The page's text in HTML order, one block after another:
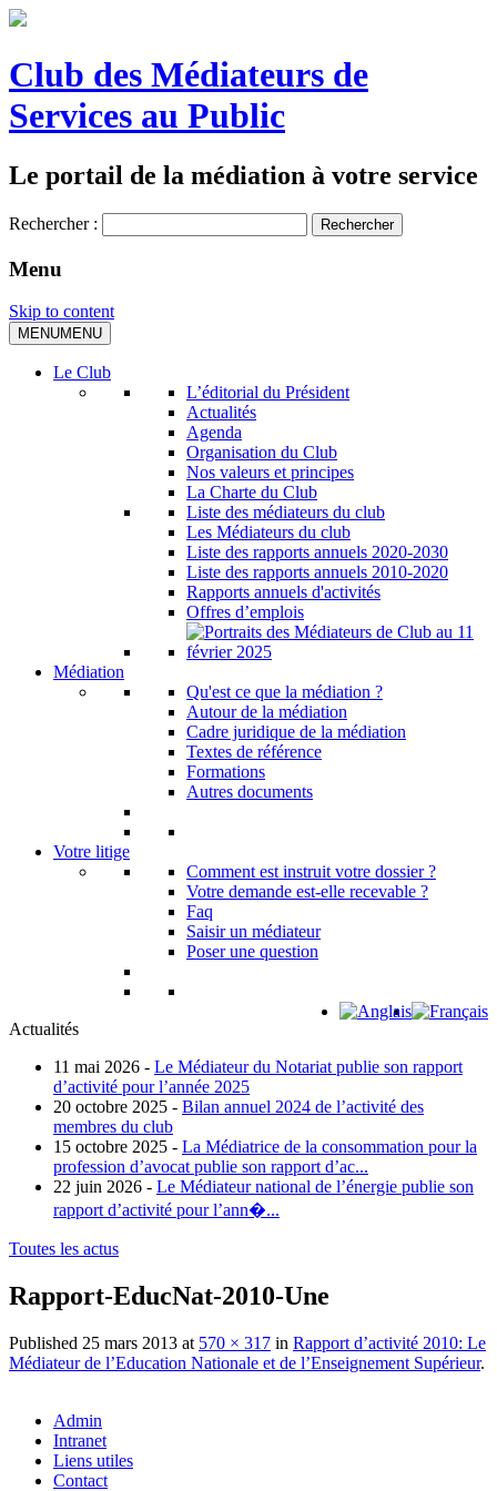
Club des Médiateurs de
Services au Public
Le portail de la médiation à votre service
Rechercher :
Menu
Skip to content
MENUMENU
Le Club
L’éditorial du Président
Actualités
Agenda
Organisation du Club
Nos valeurs et principes
La Charte du Club
Liste des médiateurs du club
Les Médiateurs du club
Liste des rapports annuels 2020-2030
Liste des rapports annuels 2010-2020
Rapports annuels d'activités
Offres d’emplois
Médiation
Qu'est ce que la médiation ?
Autour de la médiation
Cadre juridique de la médiation
Textes de référence
Formations
Autres documents
Votre litige
Comment est instruit votre dossier ?
Votre demande est-elle recevable ?
Faq
Saisir un médiateur
Poser une question
Actualités
11 mai 2026 - Le Médiateur du Notariat publie son rapport
d’activité pour l’année 2025
20 octobre 2025 - Bilan annuel 2024 de l’activité des
membres du club
15 octobre 2025 - La Médiatrice de la consommation pour la
profession d’avocat publie son rapport d’ac...
22 juin 2026 - Le Médiateur national de l’énergie publie son
rapport d’activité pour l’ann�...
Toutes les actus
Rapport-EducNat-2010-Une
Published 25 mars 2013 at 570 × 317 in Rapport d’activité 2010: Le
Médiateur de l’Education Nationale et de l’Enseignement Supérieur.
Admin
Intranet
Liens utiles
Contact